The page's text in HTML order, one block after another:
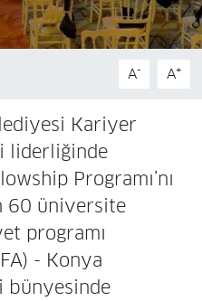
A- A+
Kariyer
liderliğinde
Programı’nı
60 üniversite
programı
- Konya
bünyesinde